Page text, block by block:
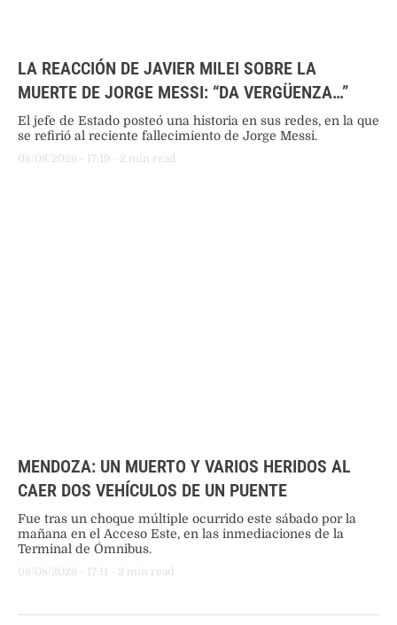
LA REACCIÓN DE JAVIER MILEI SOBRE LA
MUERTE DE JORGE MESSI: “DA VERGÜENZA…”
El jefe de Estado posteó una historia en sus redes, en la que
se refirió al reciente fallecimiento de Jorge Messi.
08/08/2026 - 17:19 - 2 min read
MENDOZA: UN MUERTO Y VARIOS HERIDOS AL
CAER DOS VEHÍCULOS DE UN PUENTE
Fue tras un choque múltiple ocurrido este sábado por la
mañana en el Acceso Este, en las inmediaciones de la
Terminal de Ómnibus.
08/08/2026 - 17:11 - 2 min read